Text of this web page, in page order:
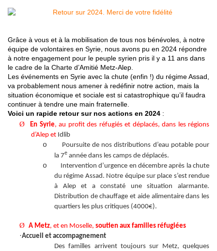
Grâce à vous et à la mobilisation de tous nos bénévoles, à notre
équipe de volontaires en Syrie, nous avons pu en 2024 répondre
à notre engagement pour le peuple syrien pris il y a 11 ans dans
le cadre de la Charte d’Amitié Metz-Alep.
Les événements en Syrie avec la chute (enfin !) du régime Assad,
va probablement nous amener à redéfinir notre action, mais la
situation économique et sociale est si catastrophique qu’il faudra
continuer à tendre une main fraternelle.
Voici un rapide retour sur nos actions en 2024 :
Ø En Syrie, au profit des réfugiés et déplacés, dans les régions
d’Alep et Idlib
o
Poursuite de nos distributions d’eau potable pour
la 7e année dans les camps de déplacés.
o Intervention d’urgence en décembre après la chute
du régime Assad. Notre équipe sur place s’est rendue
à Alep et a constaté une situation alarmante.
Distribution de chauffage et aide alimentaire dans les
quartiers les plus critiques (4000€).
Ø A Metz, et en Moselle, soutien aux familles réfugiées
·Accueil et accompagnement
Des familles arrivent toujours sur Metz, quelques